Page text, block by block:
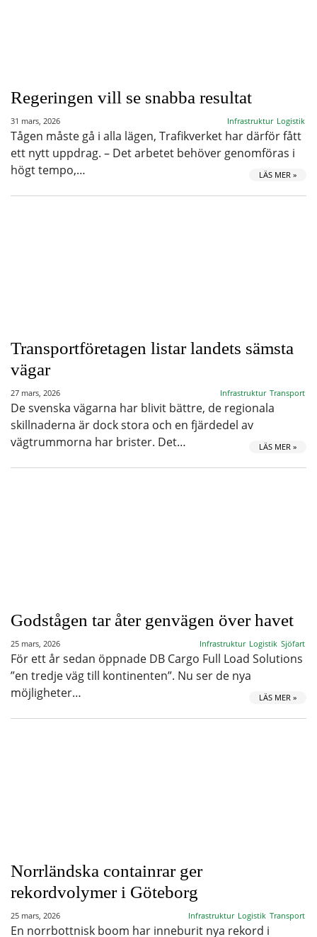
Regeringen vill se snabba resultat
31 mars, 2026 Infrastruktur Logistik
Tågen måste gå i alla lägen, Trafikverket har därför fått
ett nytt uppdrag. – Det arbetet behöver genomföras i
högt tempo,…
LÄS MER »
Transportföretagen listar landets sämsta
vägar
27 mars, 2026 Infrastruktur Transport
De svenska vägarna har blivit bättre, de regionala
skillnaderna är dock stora och en fjärdedel av
vägtrummorna har brister. Det…
LÄS MER »
Godstågen tar åter genvägen över havet
25 mars, 2026 Infrastruktur Logistik Sjöfart
För ett år sedan öppnade DB Cargo Full Load Solutions
”en tredje väg till kontinenten”. Nu ser de nya
möjligheter…
LÄS MER »
Norrländska containrar ger
rekordvolymer i Göteborg
25 mars, 2026 Infrastruktur Logistik Transport
En norrbottnisk boom har inneburit nya rekord i